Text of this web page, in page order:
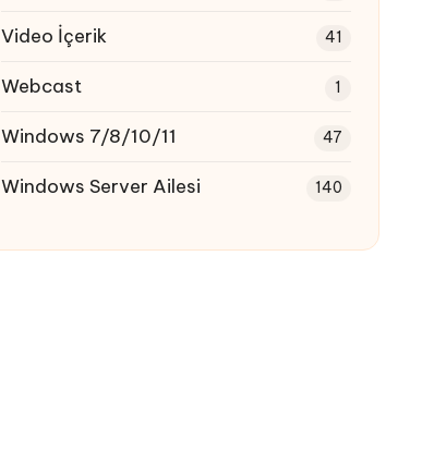
Video İçerik 41
Webcast 1
Windows 7/8/10/11 47
Windows Server Ailesi 140